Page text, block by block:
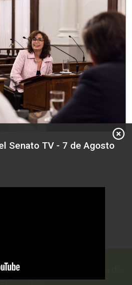
Senadores de la Provincia de
Entre Ríos
Senato TV - 7 de Agosto